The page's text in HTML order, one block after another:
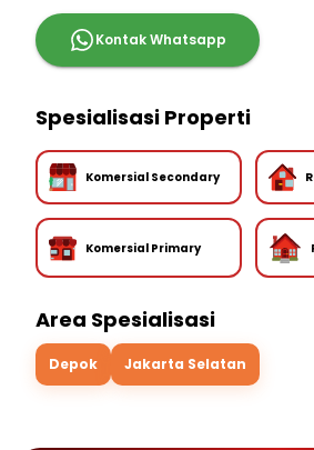
Kontak Whatsapp
Spesialisasi Properti
Komersial Secondary
Komersial Primary
Area Spesialisasi
Depok Jakarta Selatan